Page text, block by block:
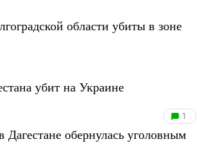
области убиты в зоне
убит на Украине
1
Дагестане обернулась уголовным